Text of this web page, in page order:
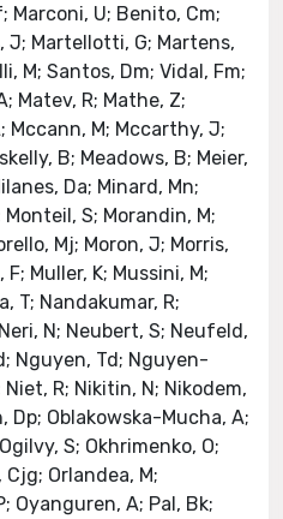
Marconi, U; Benito, Cm;
J; Martellotti, G; Martens,
M; Santos, Dm; Vidal, Fm;
Matev, R; Mathe, Z;
Mccann, M; Mccarthy, J;
B; Meadows, B; Meier,
Da; Minard, Mn;
S; Morandin, M;
Mj; Moron, J; Morris,
Muller, K; Mussini, M;
T; Nandakumar, R;
N; Neubert, S; Neufeld,
Nguyen, Td; Nguyen-
Niet, R; Nikitin, N; Nikodem,
Dp; Oblakowska-Mucha, A;
S; Okhrimenko, O;
Orlandea, M;
Oyanguren, A; Pal, Bk;